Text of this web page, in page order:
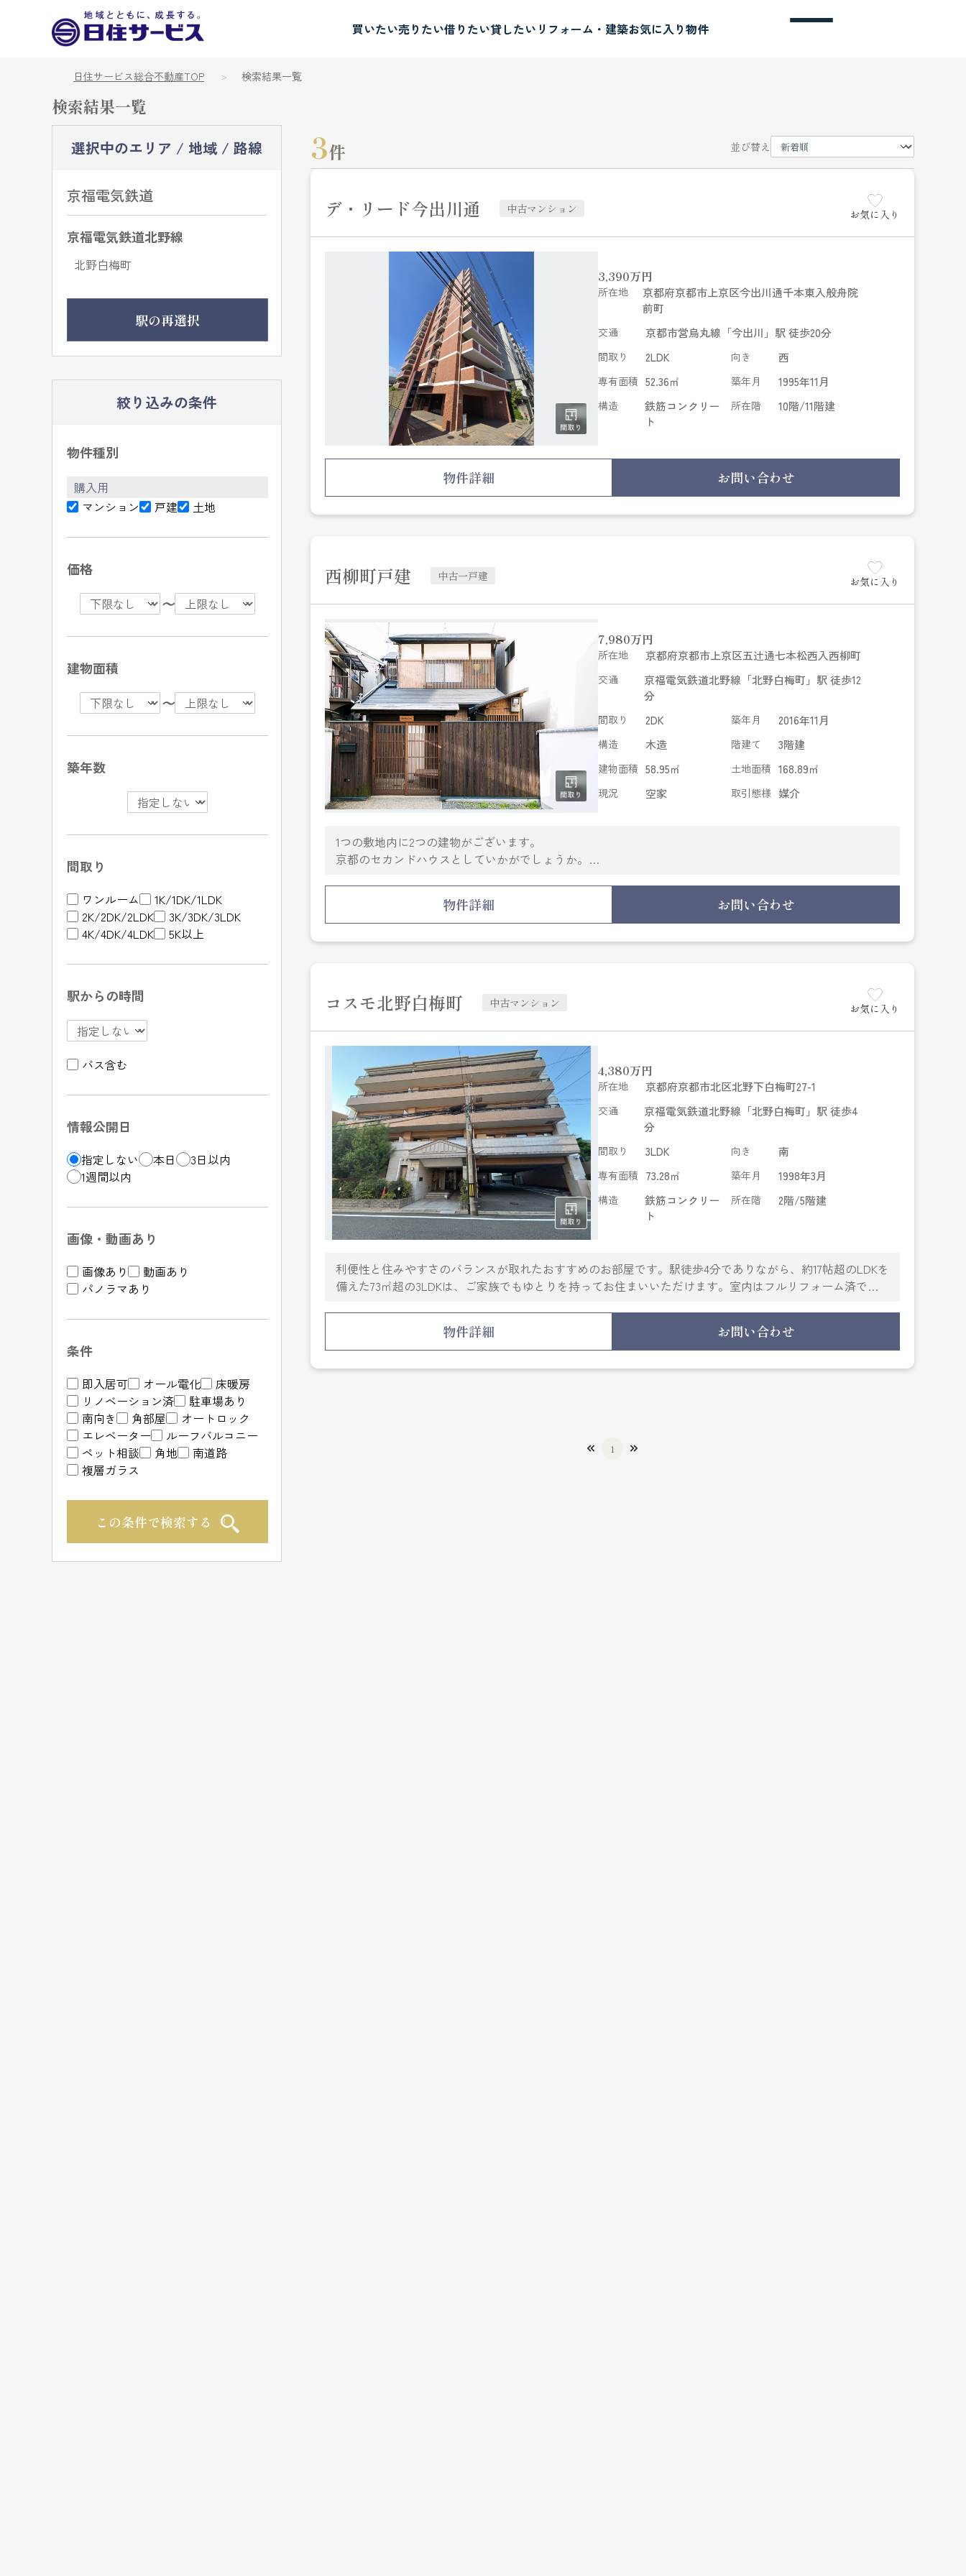
買いたい売りたい借りたい貸したい リフォーム・建築お気に入り物件
日住サービス総合不動産TOP 検索結果一覧
検索結果一覧
3件 並び替え
デ・リード今出川通 中古マンション お気に入り
3,390万円
所在地
京都府京都市上京区今出川通千本東入般舟院
前町
交通 京都市営烏丸線「今出川」駅 徒歩20分
間取り 2LDK 向き 西
専有面積 52.36㎡ 築年月 1995年11月
構造
鉄筋コンクリー
ト
所在階 10階/11階建
物件詳細 お問い合わせ
西柳町戸建 中古一戸建 お気に入り
7,980万円
所在地 京都府京都市上京区五辻通七本松西入西柳町
交通
京福電気鉄道北野線「北野白梅町」駅 徒歩12
分
間取り 2DK 築年月 2016年11月
構造 木造 階建て 3階建
建物面積 58.95㎡ 土地面積 168.89㎡
現況 空家 取引態様 媒介
1つの敷地内に2つの建物がございます。
京都のセカンドハウスとしていかがでしょうか。
物件詳細 お問い合わせ
コスモ北野白梅町 中古マンション お気に入り
4,380万円
所在地 京都府京都市北区北野下白梅町27-1
交通
京福電気鉄道北野線「北野白梅町」駅 徒歩4
分
間取り 3LDK 向き 南
専有面積 73.28㎡ 築年月 1998年3月
構造
鉄筋コンクリー
ト
所在階 2階/5階建
利便性と住みやすさのバランスが取れたおすすめのお部屋です。駅徒歩4分でありながら、約17帖超のLDKを
備えた73㎡超の3LDKは、ご家族でもゆとりを持ってお住まいいただけます。室内はフルリフォーム済で、
物件詳細 お問い合わせ
1
選択中のエリア / 地域 / 路線
京福電気鉄道
京福電気鉄道北野線
北野白梅町
駅の再選択
絞り込みの条件
物件種別
購入用
マンション
戸建 土地
価格
〜
建物面積
〜
築年数
間取り
ワンルーム
1K/1DK/1LDK
2K/2DK/2LDK
3K/3DK/3LDK
4K/4DK/4LDK
5K以上
駅からの時間
バス含む
情報公開日
指定しない 本日
3日以内
1週間以内
画像・動画あり
画像あり
動画あり
パノラマあり
条件
即入居可 オール電化
床暖房
リノベーション済
駐車場あり
南向き
角部屋
オートロック
エレベーター
ルーフバルコニー
ペット相談
角地
南道路
複層ガラス
この条件で検索する